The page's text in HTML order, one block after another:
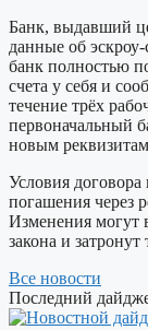
Банк, выдавший
данные об
банк полностью
счета у себя и
течение трёх
первоначальный
новым
Условия договора
погашения через
Изменения могут
закона и
Все новости
Последний